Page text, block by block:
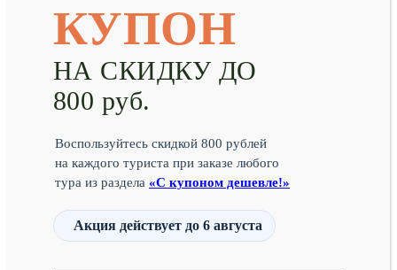
КУПОН
НА СКИДКУ ДО
800 руб.
Воспользуйтесь скидкой 800 рублей
на каждого туриста при заказе любого
тура из раздела «С купоном дешевле!»
Акция действует до 6 августа